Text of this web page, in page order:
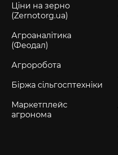
Ціни на зерно
(Zernotorg.ua)
Агроаналітика
(Феодал)
Агроробота
Біржа сільгосптехніки
Маркетплейс
агронома